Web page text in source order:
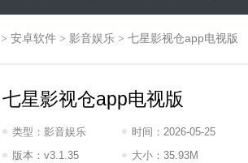
>安卓软件 >影音娱乐 >七星影视仓app电视版
七星影视仓app电视版
类型：影音娱乐 时间： 2026-05-25
15:2026
版本：v3.1.35 大小： 35.93M